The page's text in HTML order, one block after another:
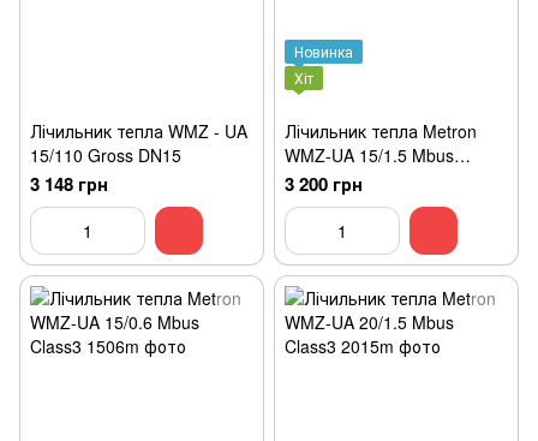
Лічильник тепла WMZ - UA
15/110 Gross DN15
3 148 грн
Новинка
Хіт
Лічильник тепла Metron
WMZ-UA 15/1.5 Mbus
Class3
3 200 грн